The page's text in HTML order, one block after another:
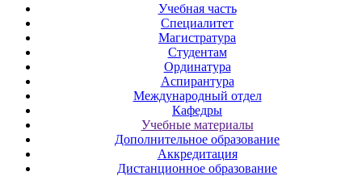
Учебная часть
Специалитет
Магистратура
Студентам
Ординатура
Аспирантура
Международный отдел
Кафедры
Учебные материалы
Дополнительное образование
Аккредитация
Дистанционное образование